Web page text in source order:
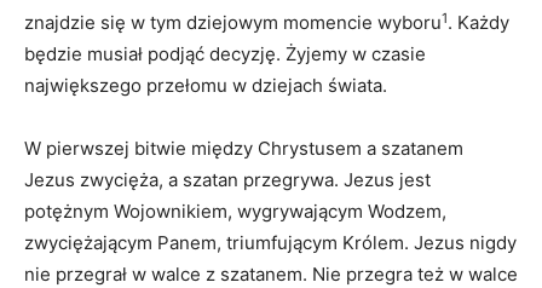
znajdzie się w tym dziejowym momencie wyboru1. Każdy
będzie musiał podjąć decyzję. Żyjemy w czasie
największego przełomu w dziejach świata.
W pierwszej bitwie między Chrystusem a szatanem
Jezus zwycięża, a szatan przegrywa. Jezus jest
potężnym Wojownikiem, wygrywającym Wodzem,
zwyciężającym Panem, triumfującym Królem. Jezus nigdy
nie przegrał w walce z szatanem. Nie przegra też w walce